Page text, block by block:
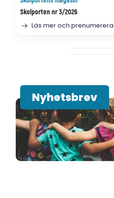
Skolporten nr 3/2026
Läs mer och prenumerera
Nyhetsbrev